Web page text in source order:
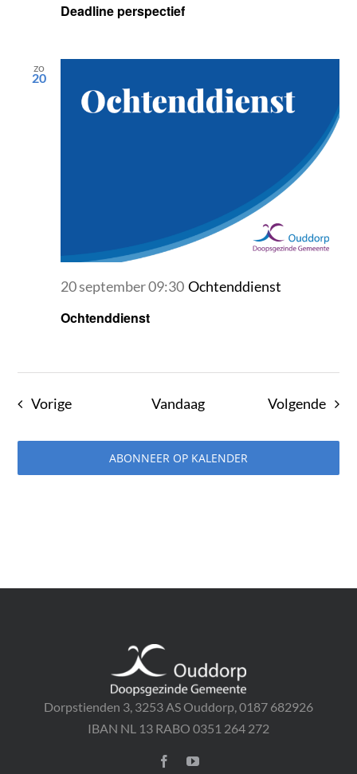
Deadline perspectief
zo
20
Ochtenddienst
20 september 09:30 Ochtenddienst
VorigeEvenementenVandaag Volgende
ABONNEER OP KALENDER
Dorpstienden 3, 3253 AS Ouddorp, 0187 682926
IBAN NL 13 RABO 0351 264 272